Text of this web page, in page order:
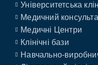
Університетська
Медичний
Медичні Центри
Клінічні бази
Навчально-